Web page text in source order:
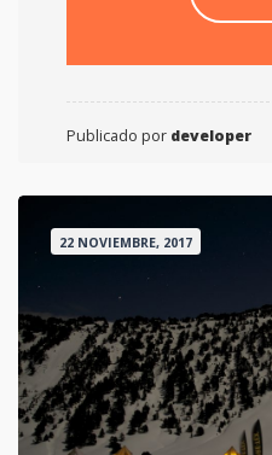
Publicado por developer
22 NOVIEMBRE, 2017